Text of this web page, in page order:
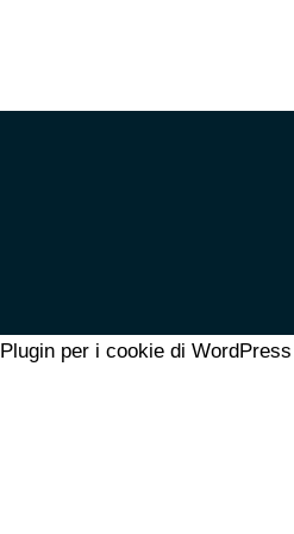
Plugin per i cookie di